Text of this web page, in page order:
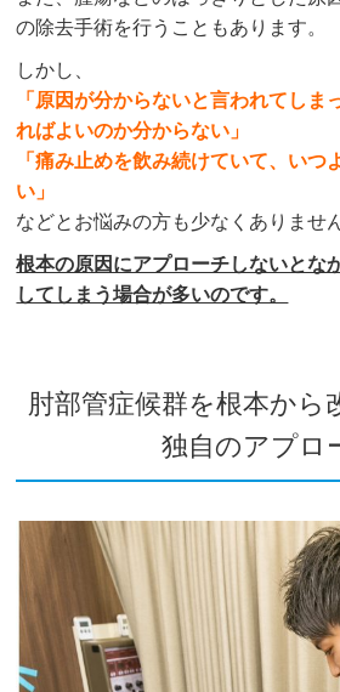
の除去手術を行うこともあります。
しかし、
「原因が分からないと言われてしま
ればよいのか分からない」
「痛み止めを飲み続けていて、いつ
い」
などとお悩みの方も少なくありませ
根本の原因にアプローチしないとな
してしまう場合が多いのです。
肘部管症候群を根本から
独自のアプロ